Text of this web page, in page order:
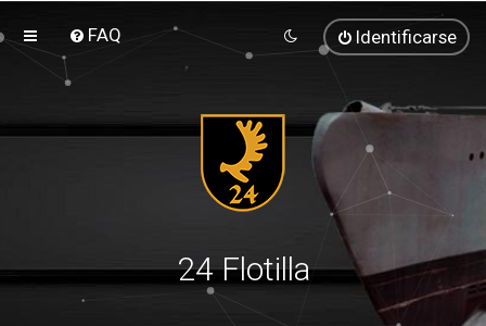
FAQ Identificarse
24 Flotilla